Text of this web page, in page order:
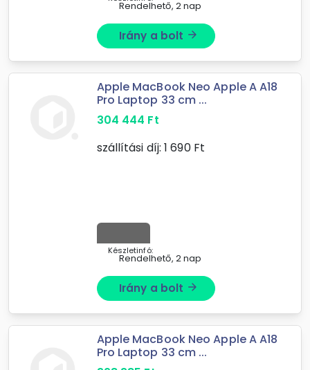
Rendelhető, 2 nap
Irány a bolt arrow_forward
Apple MacBook Neo Apple A A18
Pro Laptop 33 cm ...
304 444 Ft
szállítási díj: 1 690Ft
Készletinfó:
Rendelhető, 2 nap
Irány a bolt arrow_forward
Apple MacBook Neo Apple A A18
Pro Laptop 33 cm ...